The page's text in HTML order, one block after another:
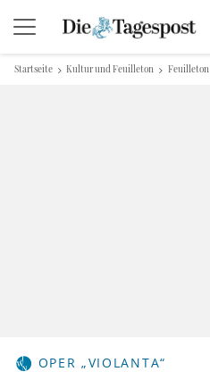
Startseite Kultur und Feuilleton Feuilleton
OPER „VIOLANTA“